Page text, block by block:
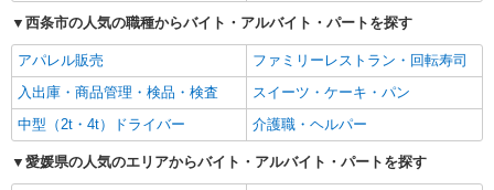
西条市の人気の職種からバイト・アルバイト・パートを探す
アパレル販売
ファミリーレストラン・回転寿司
入出庫・商品管理・検品・検査
スイーツ・ケーキ・パン
中型（2t・4t）ドライバー
介護職・ヘルパー
愛媛県の人気のエリアからバイト・アルバイト・パートを探す